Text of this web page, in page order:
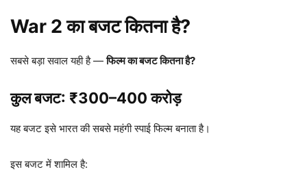
War 2 का बजट कितना है?
सबसे बड़ा सवाल यही है —फिल्म का बजट कितना है?
कुल बजट: ₹300–400 करोड़
यह बजट इसे भारत की सबसे महंगी स्पाई फिल्म बनाता है।
इस बजट में शामिल है: